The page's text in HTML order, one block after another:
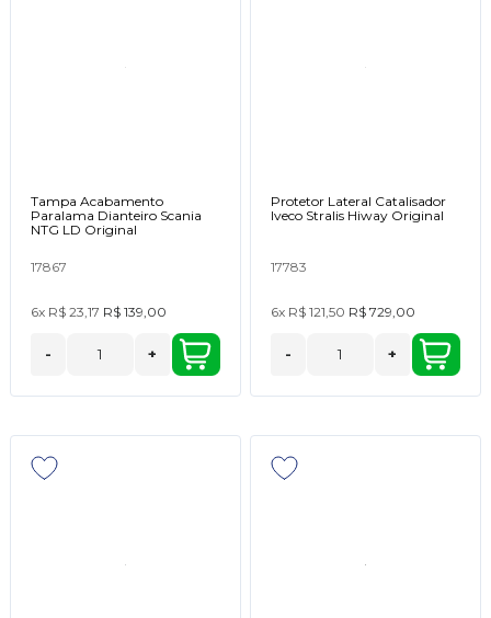
Tampa Acabamento
Paralama Dianteiro Scania
NTG LD Original
17867
6x R$ 23,17 R$ 139,00
- +
Protetor Lateral Catalisador
Iveco Stralis Hiway Original
17783
6x R$ 121,50 R$ 729,00
- +